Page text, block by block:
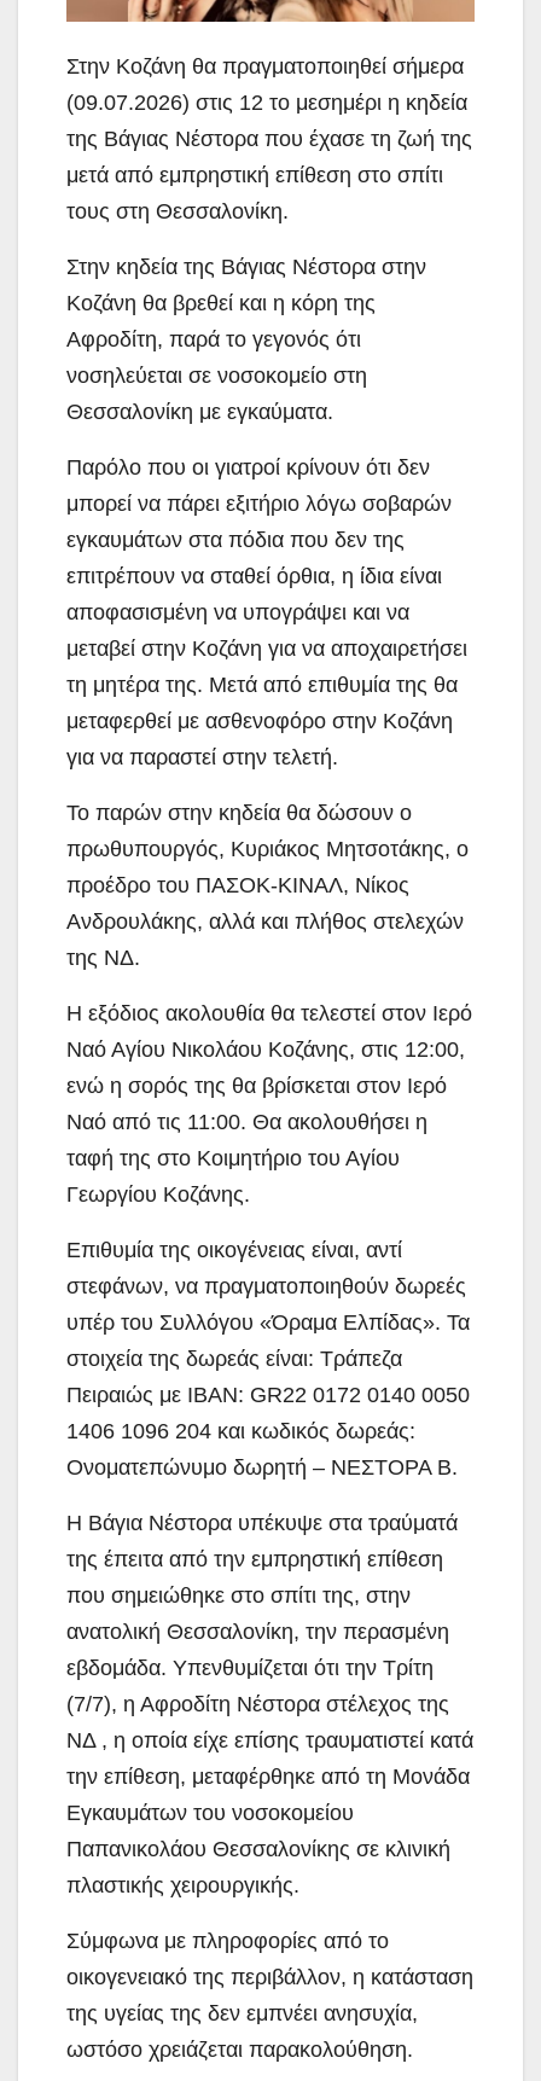
Στην Κοζάνη θα πραγματοποιηθεί σήμερα
(09.07.2026) στις 12 το μεσημέρι η κηδεία
της Βάγιας Νέστορα που έχασε τη ζωή της
μετά από εμπρηστική επίθεση στο σπίτι
τους στη Θεσσαλονίκη.
Στην κηδεία της Βάγιας Νέστορα στην
Κοζάνη θα βρεθεί και η κόρη της
Αφροδίτη, παρά το γεγονός ότι
νοσηλεύεται σε νοσοκομείο στη
Θεσσαλονίκη με εγκαύματα.
Παρόλο που οι γιατροί κρίνουν ότι δεν
μπορεί να πάρει εξιτήριο λόγω σοβαρών
εγκαυμάτων στα πόδια που δεν της
επιτρέπουν να σταθεί όρθια, η ίδια είναι
αποφασισμένη να υπογράψει και να
μεταβεί στην Κοζάνη για να αποχαιρετήσει
τη μητέρα της. Μετά από επιθυμία της θα
μεταφερθεί με ασθενοφόρο στην Κοζάνη
για να παραστεί στην τελετή.
Το παρών στην κηδεία θα δώσουν ο
πρωθυπουργός, Κυριάκος Μητσοτάκης, ο
προέδρο του ΠΑΣΟΚ-ΚΙΝΑΛ, Νίκος
Ανδρουλάκης, αλλά και πλήθος στελεχών
της ΝΔ.
Η εξόδιος ακολουθία θα τελεστεί στον Ιερό
Ναό Αγίου Νικολάου Κοζάνης, στις 12:00,
ενώ η σορός της θα βρίσκεται στον Ιερό
Ναό από τις 11:00. Θα ακολουθήσει η
ταφή της στο Κοιμητήριο του Αγίου
Γεωργίου Κοζάνης.
Επιθυμία της οικογένειας είναι, αντί
στεφάνων, να πραγματοποιηθούν δωρεές
υπέρ του Συλλόγου «Όραμα Ελπίδας». Τα
στοιχεία της δωρεάς είναι: Τράπεζα
Πειραιώς με IBAN: GR22 0172 0140 0050
1406 1096 204 και κωδικός δωρεάς:
Ονοματεπώνυμο δωρητή – ΝΕΣΤΟΡΑ Β.
Η Βάγια Νέστορα υπέκυψε στα τραύματά
της έπειτα από την εμπρηστική επίθεση
που σημειώθηκε στο σπίτι της, στην
ανατολική Θεσσαλονίκη, την περασμένη
εβδομάδα. Υπενθυμίζεται ότι την Τρίτη
(7/7), η Αφροδίτη Νέστορα στέλεχος της
ΝΔ , η οποία είχε επίσης τραυματιστεί κατά
την επίθεση, μεταφέρθηκε από τη Μονάδα
Εγκαυμάτων του νοσοκομείου
Παπανικολάου Θεσσαλονίκης σε κλινική
πλαστικής χειρουργικής.
Σύμφωνα με πληροφορίες από το
οικογενειακό της περιβάλλον, η κατάσταση
της υγείας της δεν εμπνέει ανησυχία,
ωστόσο χρειάζεται παρακολούθηση.